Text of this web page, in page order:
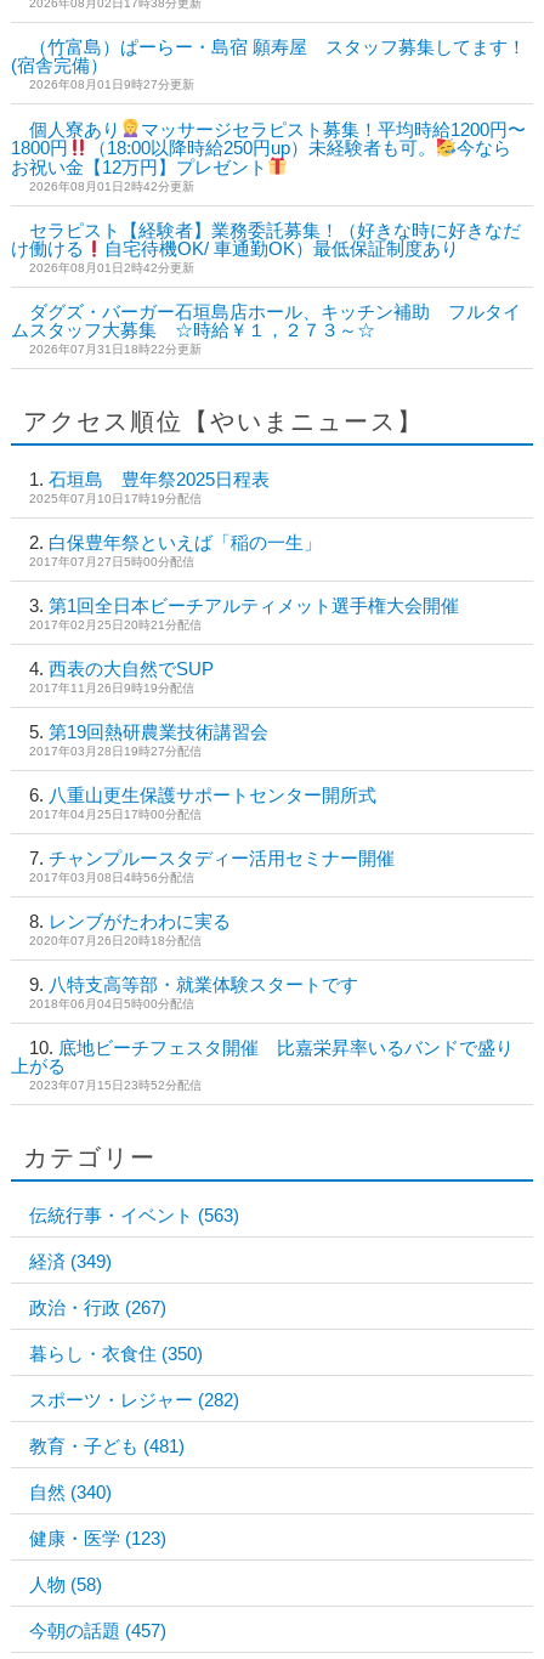
2026年08月02日17時38分更新
（竹富島）ぱーらー・島宿 願寿屋 スタッフ募集してます！
(宿舎完備）
2026年08月01日9時27分更新
個人寮あり
マッサージセラピスト募集！平均時給1200円〜
1800円
（18:00以降時給250円up）未経験者も可。
今なら
お祝い金【12万円】プレゼント
2026年08月01日2時42分更新
セラピスト【経験者】業務委託募集！（好きな時に好きなだ
け働ける
自宅待機OK/ 車通勤OK）最低保証制度あり
2026年08月01日2時42分更新
ダグズ・バーガー石垣島店ホール、キッチン補助 フルタイ
ムスタッフ大募集 ☆時給￥１，２７３～☆
2026年07月31日18時22分更新
アクセス順位【やいまニュース】
石垣島 豊年祭2025日程表
2025年07月10日17時19分配信
白保豊年祭といえば「稲の一生」
2017年07月27日5時00分配信
第1回全日本ビーチアルティメット選手権大会開催
2017年02月25日20時21分配信
西表の大自然でSUP
2017年11月26日9時19分配信
第19回熱研農業技術講習会
2017年03月28日19時27分配信
八重山更生保護サポートセンター開所式
2017年04月25日17時00分配信
チャンプルースタディー活用セミナー開催
2017年03月08日4時56分配信
レンブがたわわに実る
2020年07月26日20時18分配信
八特支高等部・就業体験スタートです
2018年06月04日5時00分配信
底地ビーチフェスタ開催 比嘉栄昇率いるバンドで盛り
上がる
2023年07月15日23時52分配信
カテゴリー
伝統行事・イベント (563)
経済 (349)
政治・行政 (267)
暮らし・衣食住 (350)
スポーツ・レジャー (282)
教育・子ども (481)
自然 (340)
健康・医学 (123)
人物 (58)
今朝の話題 (457)